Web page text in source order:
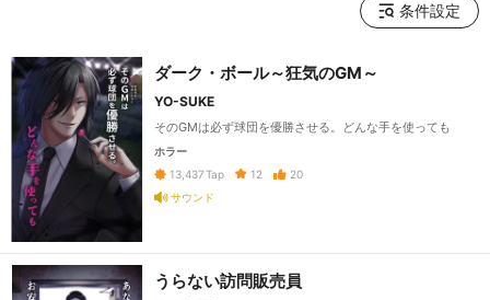
条件設定
ダーク・ボール～狂気のGM～
YO-SUKE
そのGMは必ず球団を優勝させる。どんな手を使っても
ホラー
13,437 Tap 12
20
サウンド
うらない訪問販売員